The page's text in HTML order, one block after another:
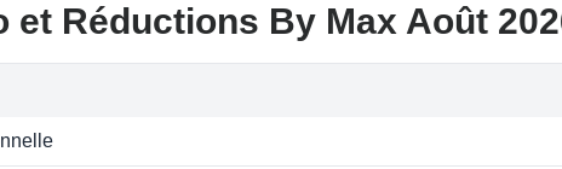
et Réductions By Max Août